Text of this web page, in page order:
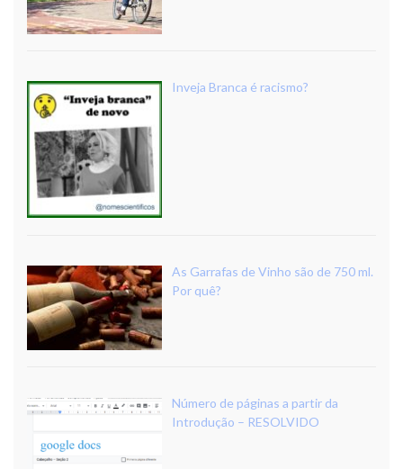
Inveja Branca é racismo?
As Garrafas de Vinho são de 750 ml.
Por quê?
Número de páginas a partir da
Introdução – RESOLVIDO